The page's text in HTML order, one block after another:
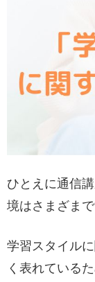
ひとえに通信
境はさまざまで
学習スタイル
く表れている